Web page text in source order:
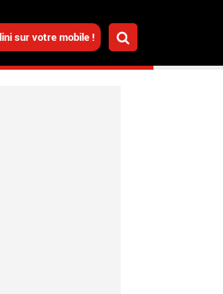
sur votre mobile !